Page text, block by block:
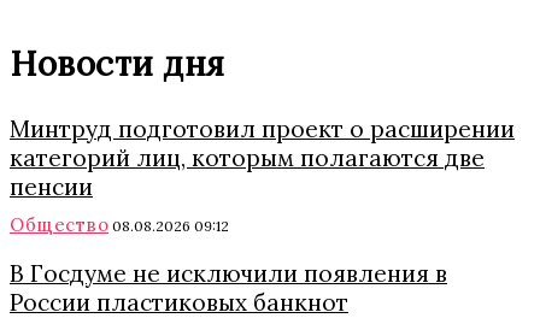
Новости дня
Минтруд подготовил проект о расширении
категорий лиц, которым полагаются две
пенсии
Общество 08.08.2026 09:12
В Госдуме не исключили появления в
России пластиковых банкнот